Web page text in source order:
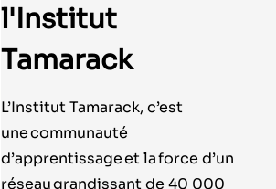
l'Institut
Tamarack
L’Institut Tamarack, c’est
une communauté
d’apprentissage et la force d’un
réseau grandissant de 40 000